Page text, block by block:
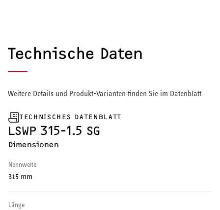
Elektroheizung
Nachtspeicherheizung
WARMWASSER
Durchlauferhitzer
Warmwasserspeicher
Warmwasser-Wärmepumpe
Technische Daten
Weitere Details und Produkt-Varianten finden Sie im Datenblatt
TECHNISCHES DATENBLATT
LSWP 315-1.5 SG
Dimensionen
Nennweite
315 mm
Länge